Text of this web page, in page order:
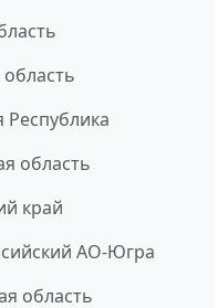
Республика
область
край
АО-Югра
область